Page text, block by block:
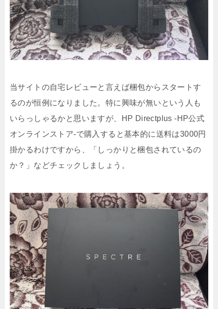
当サイトの自宅レビューと言えば梱包からスタートす
るのが恒例になりました。特に興味が無いという人も
いらっしゃるかと思いますが、HP Directplus -HP公式
オンラインストア-で購入すると基本的に送料は3000円
掛かるわけですから、「しっかりと梱包されているの
か？」などチェックしましょう。